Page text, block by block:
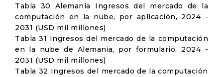
Tabla 30 Alemania Ingresos del mercado de la
computación en la nube, por aplicación, 2024 -
2031 (USD mil millones)
Tabla 31 Ingresos del mercado de la computación
en la nube de Alemania, por formulario, 2024 -
2031 (USD mil millones)
Tabla 32 Ingresos del mercado de la computación